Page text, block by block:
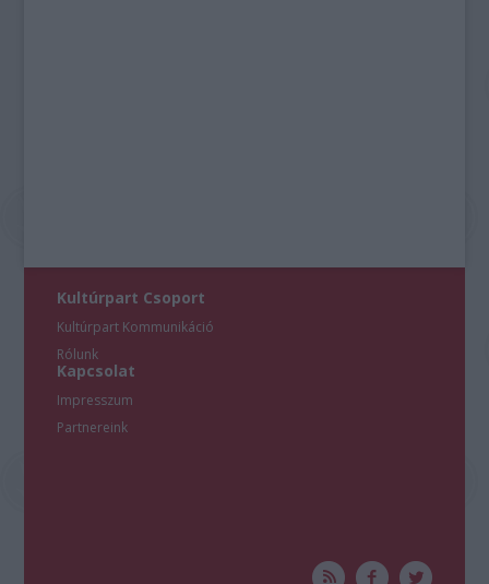
Kultúrpart Csoport
Kultúrpart Kommunikáció
Rólunk
Kapcsolat
Impresszum
Partnereink